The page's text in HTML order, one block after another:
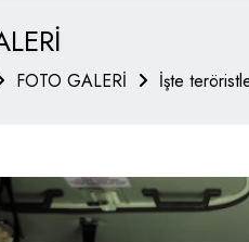
FOTO GALERİ İşte